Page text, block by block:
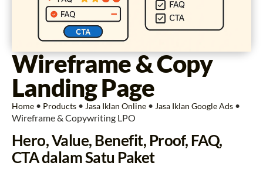
Wireframe & Copy
Landing Page
Home • Products • Jasa Iklan Online • Jasa Iklan Google Ads •
Wireframe & Copywriting LPO
Hero, Value, Benefit, Proof, FAQ,
CTA dalam Satu Paket